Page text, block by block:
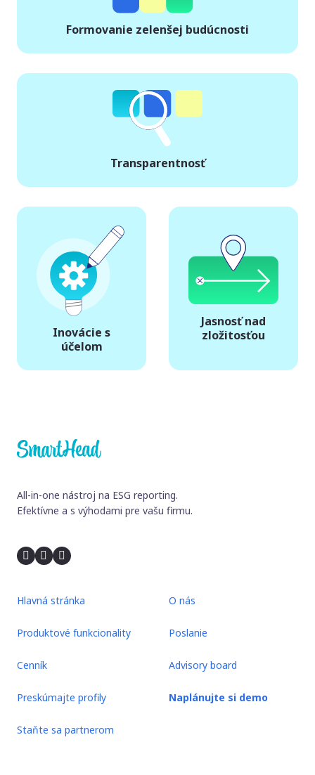
Formovanie zelenšej budúcnosti
Transparentnosť
Inovácie s
účelom
Jasnosť nad
zložitosťou
All-in-one nástroj na ESG reporting.
Efektívne a s výhodami pre vašu firmu.
Hlavná stránka
Produktové funkcionality
Cenník
Preskúmajte profily
Staňte sa partnerom
O nás
Poslanie
Advisory board
Naplánujte si demo